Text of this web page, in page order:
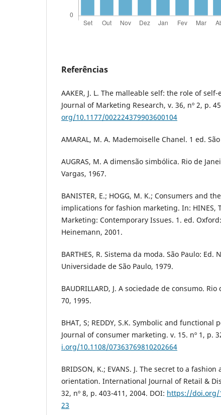
Referências
AAKER, J. L. The malleable self: the role of
Journal of Marketing Research, v. 36, nº 2, p.
org/10.1177/002224379903600104
AMARAL, M. A. Mademoiselle Chanel. 1 ed.
AUGRAS, M. A dimensão simbólica. Rio de
Vargas, 1967.
BANISTER, E.; HOGG, M. K.; Consumers and
implications for fashion marketing. In: HINES,
Marketing: Contemporary Issues. 1. ed.
Heinemann, 2001.
BARTHES, R. Sistema da moda. São Paulo:
Universidade de São Paulo, 1979.
BAUDRILLARD, J. A sociedade de consumo.
70, 1995.
BHAT, S; REDDY, S.K. Symbolic and
Journal of consumer marketing. v. 15. nº 1, p.
i.org/10.1108/07363769810202664
BRIDSON, K.; EVANS. J. The secret to a
orientation. International Journal of Retail &
32, nº 8, p. 403-411, 2004. DOI: https://doi.org/
23